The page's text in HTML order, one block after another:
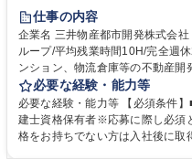
在宅OK
賞与あり
駅近5分以内
土日祝休み 寮
仕事の内容
企業名 三井物産都市開発株式会社 求人名 【営業事務】業務職/三井物産グ
ループ/平均残業時間10H/完全週休2日 仕事の内容 オフィスビル
ンション、物流倉庫等の不動産
貸運営、売却、仲介・活用提案等
いただきます。 【詳細】・契約書管理、契約書製本、捺印対応、ファイリ
ング、登記簿取得、調書取得・支
求・支払データ登録、取引先マス
必要な経験・能力等
必要な経験・能力等 【必須条件
建士資格保有者※応募に際し必須
格をお持ちでない方は入社後に取